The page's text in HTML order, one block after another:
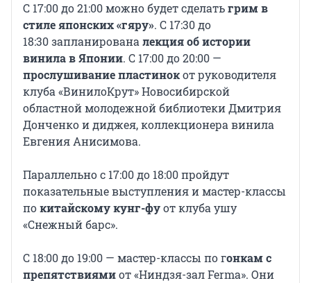
С 17:00 до 21:00 можно будет сделатьгрим в
стиле японских «гяру». С 17:30 до
18:30 запланированалекция об истории
винила в Японии. С 17:00 до 20:00 —
прослушивание пластинокот руководителя
клуба «ВинилоКрут» Новосибирской
областной молодежной библиотеки Дмитрия
Донченко и диджея, коллекционера винила
Евгения Анисимова.
Параллельно с 17:00 до 18:00 пройдут
показательные выступления и мастер-классы
покитайскому кунг-фуот клуба ушу
«Снежный барс».
С 18:00 до 19:00 — мастер-классы по гонкам с
препятствиямиот «Ниндзя-зал Ferma». Они